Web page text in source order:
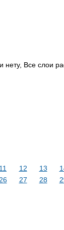
Все слои
11 12 13
26 27 28